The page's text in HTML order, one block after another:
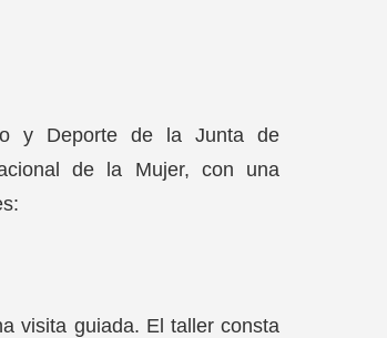
y Deporte de la Junta de
de la Mujer, con una
visita guiada. El taller consta